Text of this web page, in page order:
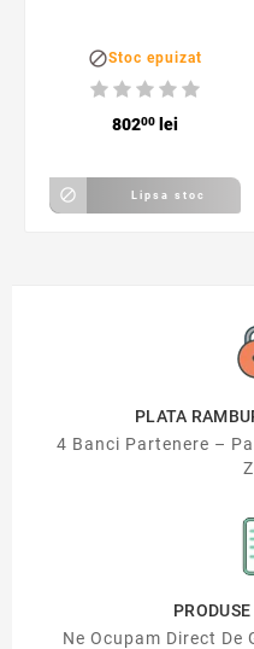
Stoc epuizat
80200lei
 Lipsa stoc
PLATA
4 Banci Partenere –
Ne Ocupam Direct